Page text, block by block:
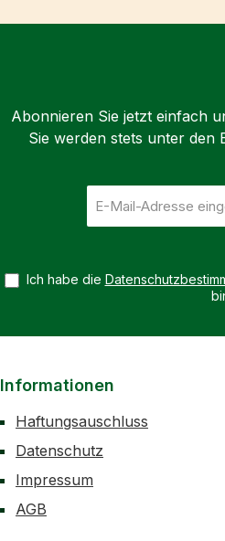
Abonnieren Sie jetzt einfach
Sie werden stets unter den
Mail-
Ich habe die
Informationen
Haftungsauschluss
Datenschutz
Impressum
AGB